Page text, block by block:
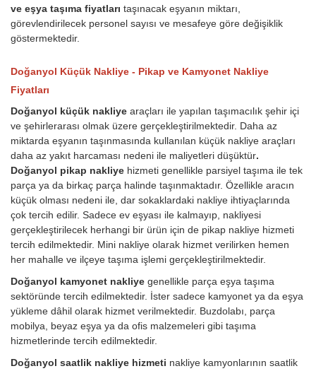
ve eşya taşıma fiyatları taşınacak eşyanın miktarı,
görevlendirilecek personel sayısı ve mesafeye göre değişiklik
göstermektedir.
Doğanyol Küçük Nakliye - Pikap ve Kamyonet Nakliye
Fiyatları
Doğanyol küçük nakliye araçları ile yapılan taşımacılık şehir içi
ve şehirlerarası olmak üzere gerçekleştirilmektedir. Daha az
miktarda eşyanın taşınmasında kullanılan küçük nakliye araçları
daha az yakıt harcaması nedeni ile maliyetleri düşüktür.
Doğanyol pikap nakliye hizmeti genellikle parsiyel taşıma ile tek
parça ya da birkaç parça halinde taşınmaktadır. Özellikle aracın
küçük olması nedeni ile, dar sokaklardaki nakliye ihtiyaçlarında
çok tercih edilir. Sadece ev eşyası ile kalmayıp, nakliyesi
gerçekleştirilecek herhangi bir ürün için de pikap nakliye hizmeti
tercih edilmektedir. Mini nakliye olarak hizmet verilirken hemen
her mahalle ve ilçeye taşıma işlemi gerçekleştirilmektedir.
Doğanyol kamyonet nakliye genellikle parça eşya taşıma
sektöründe tercih edilmektedir. İster sadece kamyonet ya da eşya
yükleme dâhil olarak hizmet verilmektedir. Buzdolabı, parça
mobilya, beyaz eşya ya da ofis malzemeleri gibi taşıma
hizmetlerinde tercih edilmektedir.
Doğanyol saatlik nakliye hizmeti nakliye kamyonlarının saatlik